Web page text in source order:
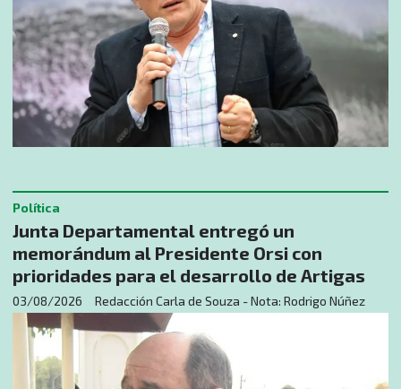
Junta Departamental entregó un
memorándum al Presidente Orsi con
prioridades para el desarrollo de Artigas
Redacción Carla de Souza - Nota: Rodrigo Núñez
Política
03/08/2026